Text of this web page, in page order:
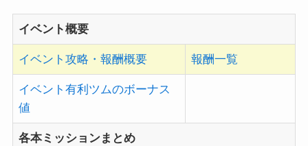
イベント概要
イベント攻略・報酬概要 報酬一覧
イベント有利ツムのボーナス
値
各本ミッションまとめ